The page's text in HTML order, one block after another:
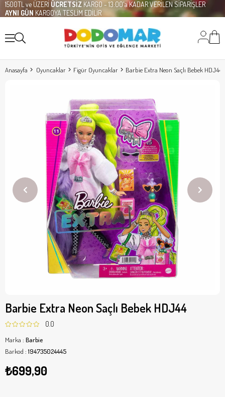
1500TL ve ÜZERİ ÜCRETSİZ KARGO - 13:00'a KADAR VERİLEN SİPARİŞLER
AYNI GÜN KARGOYA TESLİM EDİLİR
Anasayfa Oyuncaklar Figür Oyuncaklar Barbie Extra Neon Saçlı Bebek HDJ44
Barbie Extra Neon Saçlı Bebek HDJ44
0.0
Marka : Barbie
Barkod : 194735024445
₺699,90